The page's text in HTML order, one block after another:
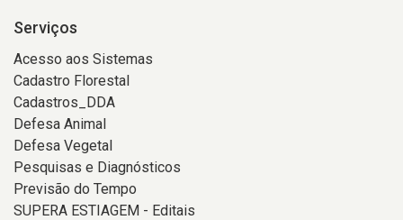
Serviços
Acesso aos Sistemas
Cadastro Florestal
Cadastros_DDA
Defesa Animal
Defesa Vegetal
Pesquisas e Diagnósticos
Previsão do Tempo
SUPERA ESTIAGEM - Editais